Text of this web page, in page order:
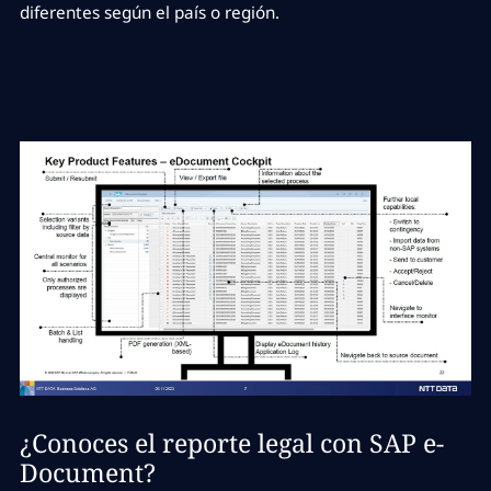
diferentes según el país o región.
¿Conoces el reporte legal con SAP e-
Document?